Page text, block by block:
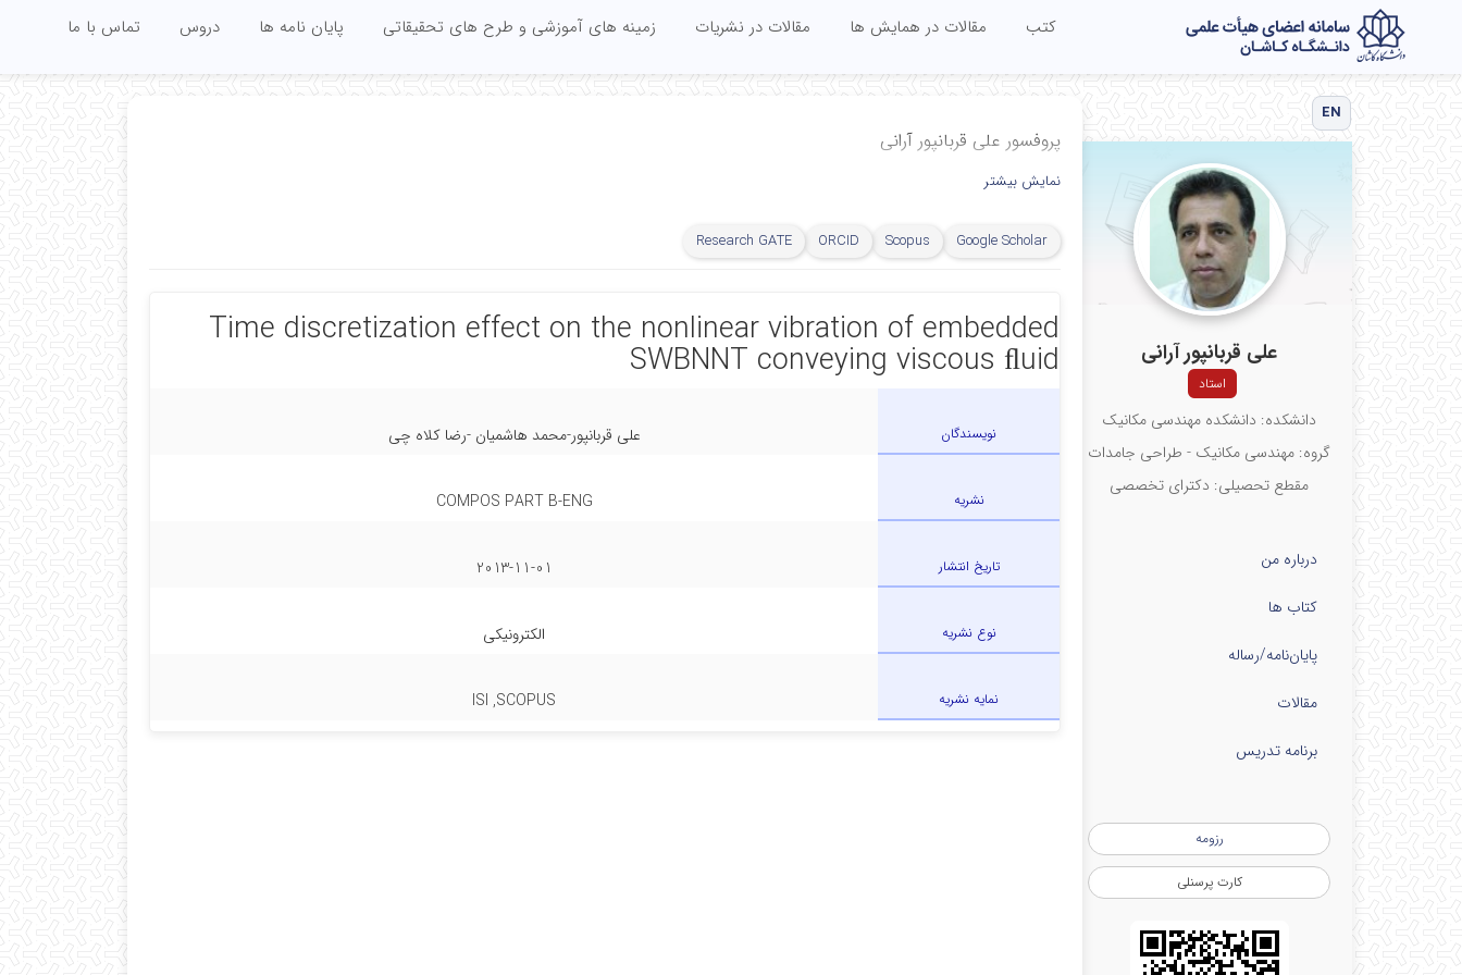
کتب مقالات در همایش ها مقالات در نشریات زمینه های آموزشی و طرح های تحقیقاتی پایان نامه ها دروس تماس با ما
EN
علی قربانپور آرانی
استاد
دانشکده: دانشکده مهندسی مکانیک
گروه: مهندسی مکانیک - طراحی جامدات
مقطع تحصیلی: دکترای تخصصی
درباره من
کتاب ها
پایان‌نامه‌/رساله
مقالات
برنامه تدریس
رزومه
کارت پرسنلی
پروفسور علی قربانپور آرانی
نمایش بیشتر
Google Scholar
Scopus
ORCID
Research GATE
Time discretization effect on the nonlinear vibration of embedded
SWBNNT conveying viscous ﬂuid
نویسندگان علی قربانپور-محمد هاشمیان -رضا کلاه چی
نشریه COMPOS PART B-ENG
تاریخ انتشار 2013-11-01
نوع نشریه الکترونیکی
نمایه نشریه ISI ,SCOPUS